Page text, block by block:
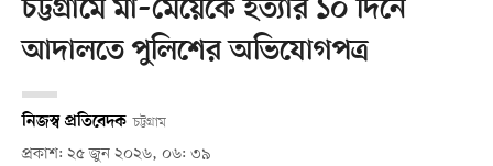
চট্টগ্রামে মা–মেয়েকে হত্যার ১০ দিনে
আদালতে পুলিশের অভিযোগপত্র
নিজস্ব প্রতিবেদক চট্টগ্রাম
প্রকাশ: ২৫ জুন ২০২৬, ০৬: ৩৯